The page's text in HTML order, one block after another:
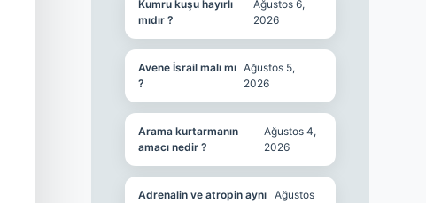
Kumru kuşu hayırlı
mıdır ?
Ağustos 6,
2026
Avene İsrail malı mı
?
Ağustos 5,
2026
Arama kurtarmanın
amacı nedir ?
Ağustos 4,
2026
Adrenalin ve atropin aynı
Ağustos